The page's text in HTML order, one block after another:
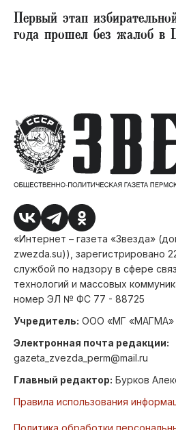
Первый этап
года прошел без жалоб в
«Интернет – газета «Звезда»
zwezda.su)), зарегистрировано
службой по надзору в сфере
технологий и массовых
номер ЭЛ № ФС 77 - 88725
Учредитель: ООО «МГ «МАГМА»
Электронная почта редакции:
gazeta_zvezda_perm@mail.ru
Главный редактор: Бурков
Правила использования